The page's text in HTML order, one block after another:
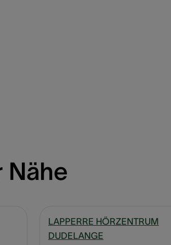
Nähe
LAPPERRE HÖRZENTRUM
DUDELANGE